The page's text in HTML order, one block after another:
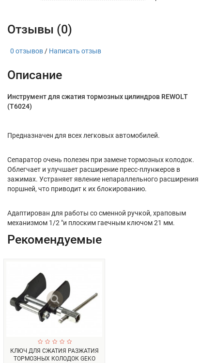
Отзывы (0)
0 отзывов / Написать отзыв
Описание
Инструмент для сжатия тормозных цилиндров REWOLT
(T6024)
Предназначен для всех легковых автомобилей.
Сепаратор очень полезен при замене тормозных колодок.
Облегчает и улучшает расширение пресс-плунжеров в
зажимах. Устраняет явление непараллельного расширения
поршней, что приводит к их блокированию.
Адаптирован для работы со сменной ручкой, храповым
механизмом 1/2 "и плоским гаечным ключом 21 мм.
Рекомендуемые
КЛЮЧ ДЛЯ СЖАТИЯ РАЗЖАТИЯ
ТОРМОЗНЫХ КОЛОДОК GEKO